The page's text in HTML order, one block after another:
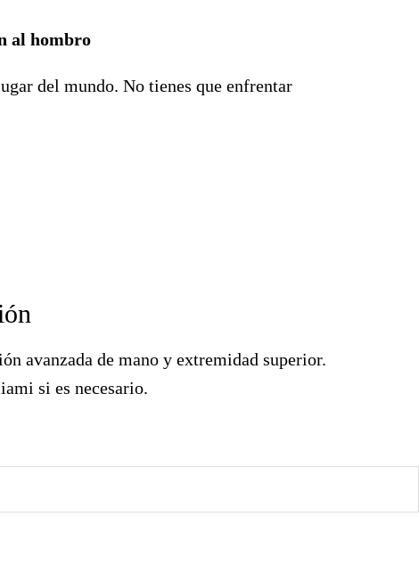
al hombro
del mundo. No tienes que enfrentar
avanzada de mano y extremidad superior.
si es necesario.